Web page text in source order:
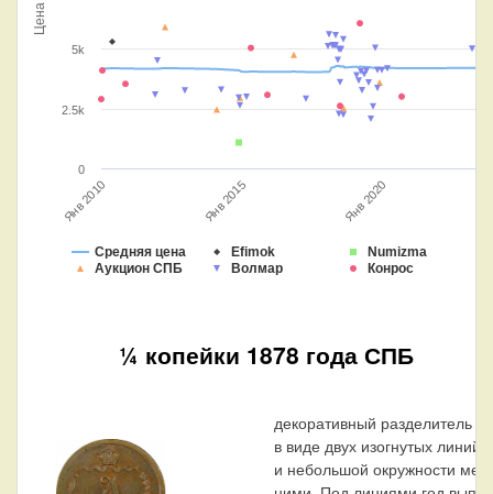
Цена
Средняя цена Efimok
Numizma
Аукцион СПБ
Волмар Конрос
Янв 2010 Янв 2020
Янв 2015
0
2.5k
5k
¼ копейки 1878 года СПБ
декоративный разделитель
в виде двух изогнутых линий
и небольшой окружности